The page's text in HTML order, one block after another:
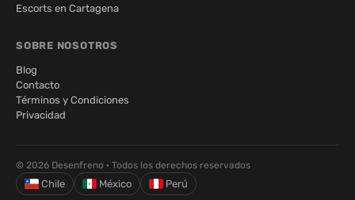
Escorts en Cartagena
SOBRE NOSOTROS
Blog
Contacto
Términos y Condiciones
Privacidad
© 2026 Desenfreno · Todos los derechos reservados
Chile México Perú